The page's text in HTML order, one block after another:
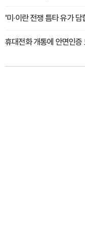
'미·이란 전쟁 틈타 유가
휴대전화 개통에 안면인